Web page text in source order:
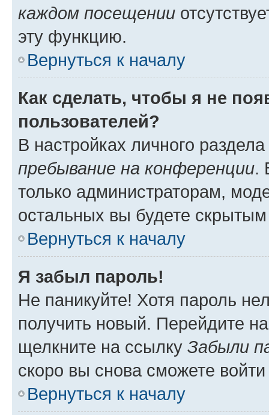
каждом посещении
эту функцию.
Вернуться к началу
Как сделать, чтобы я не
пользователей?
В настройках личного
пребывание на конференции.
только администраторам,
остальных вы будете
Вернуться к началу
Я забыл пароль!
Не паникуйте! Хотя пароль
получить новый. Перейдите
щелкните на ссылку Забыли
скоро вы снова сможете
Вернуться к началу